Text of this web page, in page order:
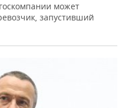
может
запустивший